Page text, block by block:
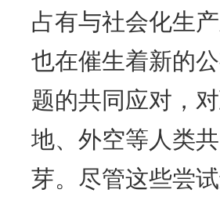
占有与社会化生
也在催生着新的
题的共同应对，
地、外空等人类
芽。尽管这些尝